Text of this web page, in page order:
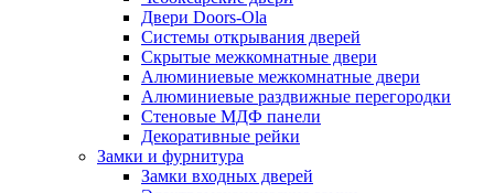
Двери Doors-Ola
Системы открывания дверей
Скрытые межкомнатные двери
Алюминиевые межкомнатные двери
Алюминиевые раздвижные перегородки
Стеновые МДФ панели
Декоративные рейки
Замки и фурнитура
Замки входных дверей